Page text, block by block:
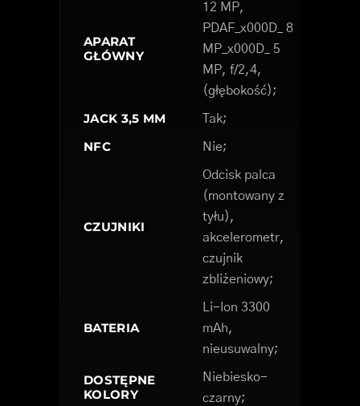
APARAT
GŁÓWNY
12 MP,
PDAF_x000D_ 8
MP_x000D_ 5
MP, f/2,4,
(głębokość);
JACK 3,5 MM Tak;
NFC Nie;
CZUJNIKI
Odcisk palca
(montowany z
tyłu),
akcelerometr,
czujnik
zbliżeniowy;
BATERIA
Li-Ion 3300
mAh,
nieusuwalny;
DOSTĘPNE
KOLORY
Niebiesko-
czarny;